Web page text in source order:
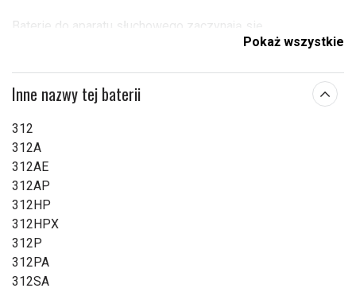
Baterie do aparatu słuchowego zaczynają się
rozładowywać zaraz po usunięciu taśmy z tyłu.
marki:
Wymiary:
Kod
Trwałość:
Pokaż wszystkie
Inne nazwy tej baterii
312
312A
312AE
312AP
312HP
312HPX
312P
312PA
312SA